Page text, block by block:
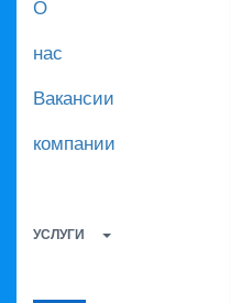
О
нас
Вакансии
компании
УСЛУГИ